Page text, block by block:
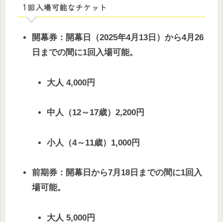
1回入場可能なチケット
開幕券：開幕日（2025年4月13日）から4月26
日までの間に1回入場可能。
大人 4,000円
中人（12～17歳）2,200円
小人（4～11歳）1,000円
前期券：開幕日から7月18日までの間に1回入
場可能。
大人 5,000円